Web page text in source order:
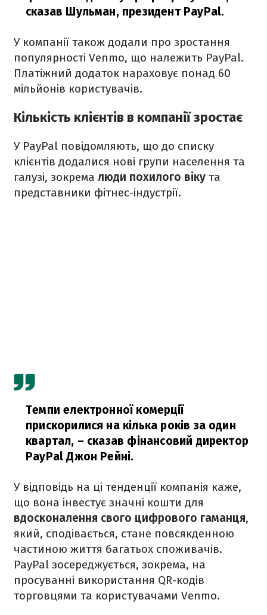
сказав Шульман, президент PayPal.
У компанії також додали про зростання
популярності Venmo, що належить PayPal.
Платіжний додаток нараховує понад 60
мільйонів користувачів.
Кількість клієнтів в компанії зростає
У PayPal повідомляють, що до списку
клієнтів додалися нові групи населення та
галузі, зокрема люди похилого віку та
представники фітнес-індустрії.
Темпи електронної комерції
прискорилися на кілька років за один
квартал, – сказав фінансовий директор
PayPal Джон Рейні.
У відповідь на ці тенденції компанія каже,
що вона інвестує значні кошти для
вдосконалення свого цифрового гаманця,
який, сподівається, стане повсякденною
частиною життя багатьох споживачів.
PayPal зосереджується, зокрема, на
просуванні використання QR-кодів
торговцями та користувачами Venmo.